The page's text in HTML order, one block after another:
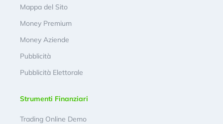
Mappa del Sito
Money Premium
Money Aziende
Pubblicità
Pubblicità Elettorale
Strumenti Finanziari
Trading Online Demo